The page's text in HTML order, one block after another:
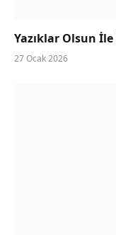
Yazıklar Olsun
27 Ocak 2026